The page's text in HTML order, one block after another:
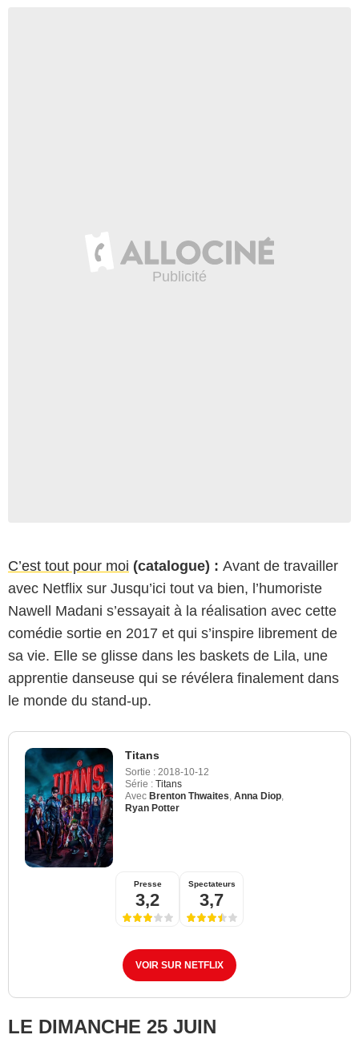
C’est tout pour moi (catalogue) : Avant de travailler
avec Netflix sur Jusqu’ici tout va bien, l’humoriste
Nawell Madani s’essayait à la réalisation avec cette
comédie sortie en 2017 et qui s’inspire librement de
sa vie. Elle se glisse dans les baskets de Lila, une
apprentie danseuse qui se révélera finalement dans
le monde du stand-up.
Titans
Sortie : 2018-10-12
Série : Titans
Avec Brenton Thwaites Anna Diop
Ryan Potter
Presse
3,2
Spectateurs
3,7
VOIR SUR NETFLIX
LE DIMANCHE 25 JUIN